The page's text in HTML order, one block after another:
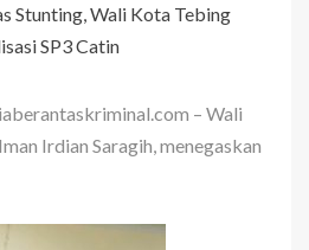
Stunting, Wali Kota Tebing
SP3 Catin
– Wali
Irdian Saragih, menegaskan